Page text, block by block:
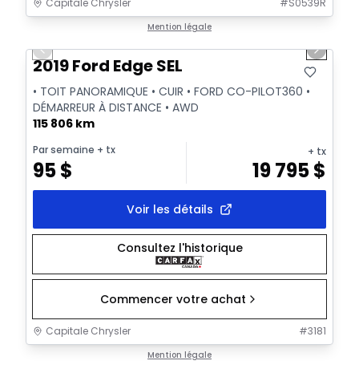
Mention légale
Vidéo disponible
Previous slide Next
2019 Ford Edge SEL
• TOIT PANORAMIQUE • CUIR • FORD CO-PILOT360 •
DÉMARREUR À DISTANCE • AWD
115 806 km
Par semaine + tx
95$
+ tx
19 795$
Voir les détails
Consultez l'historique
Commencer votre achat
Capitale Chrysler #3181
Mention légale